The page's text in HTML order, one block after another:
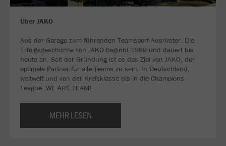
Über JAKO
Aus der Garage zum führenden Teamsport-Ausrüster. Die
Erfolgsgeschichte von JAKO beginnt 1989 und dauert bis
heute an. Seit der Gründung ist es das Ziel von JAKO, der
optimale Partner für alle Teams zu sein. In Deutschland,
weltweit und von der Kreisklasse bis in die Champions
League. WE ARE TEAM!
MEHR LESEN